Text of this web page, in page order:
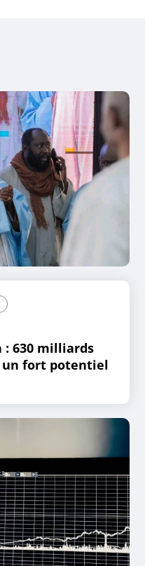
: 630 milliards
un fort potentiel